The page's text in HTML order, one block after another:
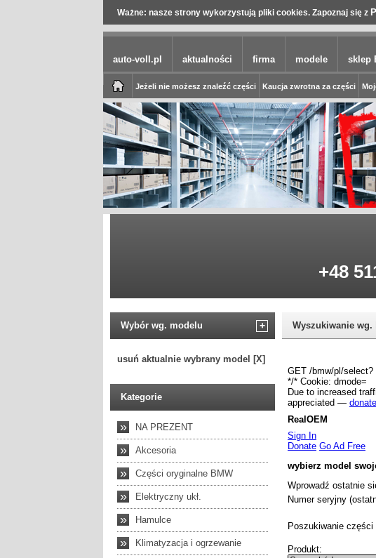
Ważne: nasze strony wykorzystują pliki cookies. Zapoznaj się z
auto-voll.pl aktualności firma modele sklep
Jeżeli nie możesz znaleźć części Kaucja zwrotna za części
+48
Wybór wg. modelu +
usuń aktualnie wybrany model [X]
Kategorie
» NA PREZENT
» Akcesoria
» Części oryginalne BMW
» Elektryczny ukł.
» Hamulce
» Klimatyzacja i ogrzewanie
Wyszukiwanie wg.